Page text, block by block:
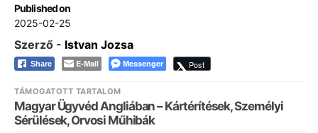
Published on
2025-02-25
Szerző - Istvan Jozsa
Share E-Mail Messenger Post
TÁMOGATOTT TARTALOM
Magyar Ügyvéd Angliában – Kártérítések, Személyi
Sérülések, Orvosi Műhibák